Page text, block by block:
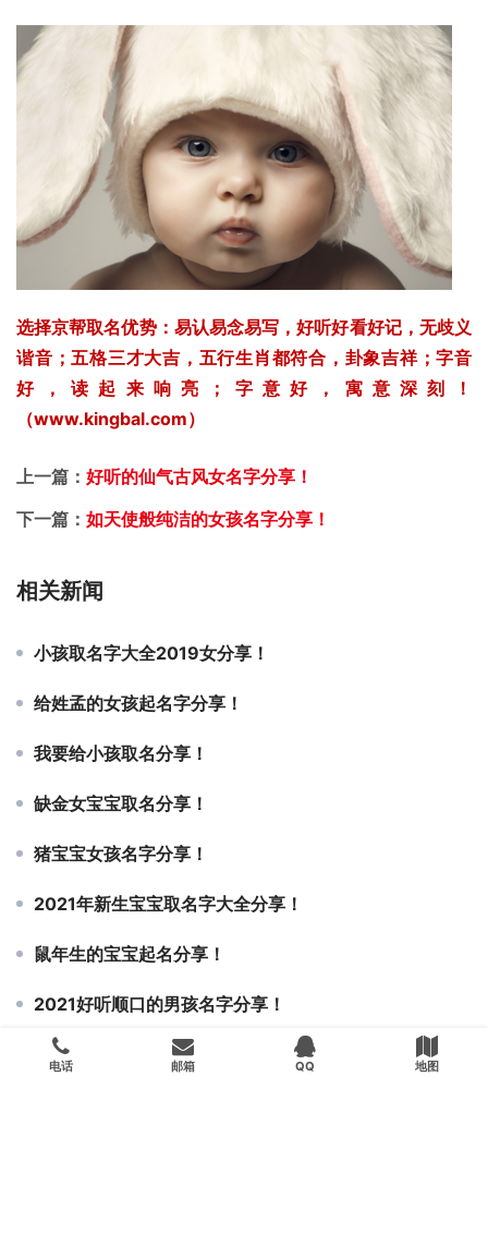
选择京帮取名优势：易认易念易写，好听好看好记，无歧义
谐音；五格三才大吉，五行生肖都符合，卦象吉祥；字音
好，读起来响亮；字意好，寓意深刻！
（www.kingbal.com）
上一篇： 好听的仙气古风女名字分享！
下一篇： 如天使般纯洁的女孩名字分享！
相关新闻
小孩取名字大全2019女分享！
给姓孟的女孩起名字分享！
我要给小孩取名分享！
缺金女宝宝取名分享！
猪宝宝女孩名字分享！
2021年新生宝宝取名字大全分享！
鼠年生的宝宝起名分享！
2021好听顺口的男孩名字分享！
周易里的精选好名字男孩分享！
电话 邮箱 QQ 地图